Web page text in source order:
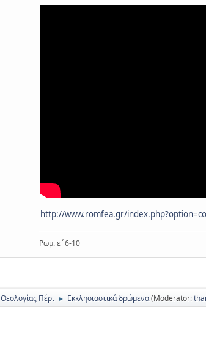
http://www.romfea.gr/
Ρωμ. ε΄6-10
Θεολογίας Πέρι ► Εκκλησιαστικά δρώμενα(Moderator: